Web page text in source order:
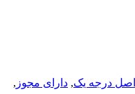
درجه یک, دارای مجوز ,